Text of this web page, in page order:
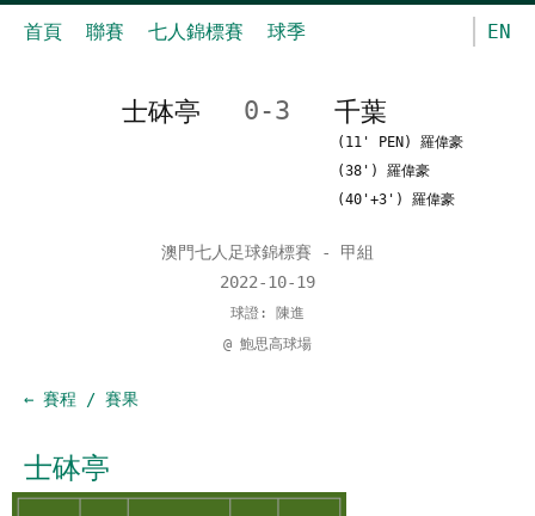
首頁 聯賽 七人錦標賽 球季 EN
士砵亭 0-3 千葉
(11' PEN) 羅偉豪
(38') 羅偉豪
(40'+3') 羅偉豪
澳門七人足球錦標賽 - 甲組
2022-10-19
球證: 陳進
@ 鮑思高球場
← 賽程 / 賽果
士砵亭